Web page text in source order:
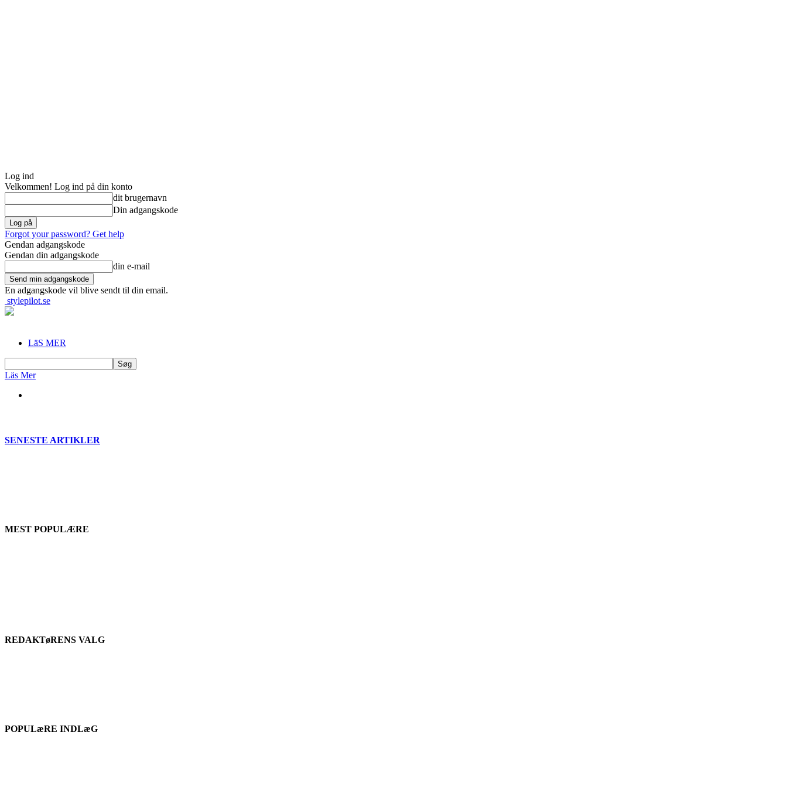
Log ind
Velkommen! Log ind på din konto
dit brugernavn
Din adgangskode
Forgot your password? Get help
Gendan adgangskode
Gendan din adgangskode
din e-mail
En adgangskode vil blive sendt til din email.
stylepilot.se
LäS MER
Läs Mer
SENESTE ARTIKLER
MEST POPULÆRE
REDAKTøRENS VALG
POPULæRE INDLæG